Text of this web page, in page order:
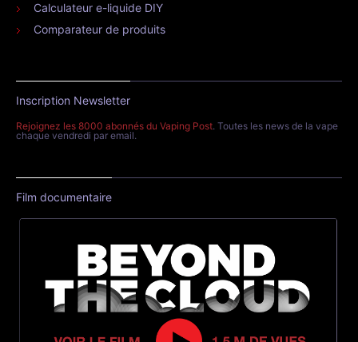
Calculateur e-liquide DIY
Comparateur de produits
Inscription Newsletter
Rejoignez les 8000 abonnés du Vaping Post. Toutes les news de la vape
chaque vendredi par email.
Film documentaire